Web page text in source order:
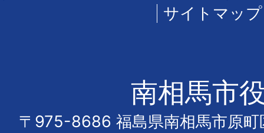
サイトマップ
南相馬市
〒975-8686 福島県南相馬市原町